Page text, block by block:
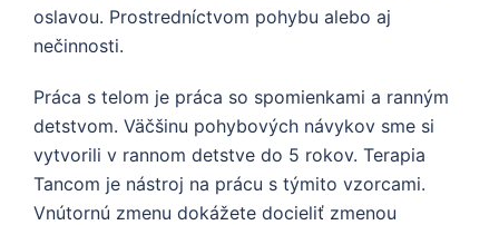
oslavou. Prostredníctvom pohybu alebo aj
nečinnosti.
Práca s telom je práca so spomienkami a ranným
detstvom. Väčšinu pohybových návykov sme si
vytvorili v rannom detstve do 5 rokov. Terapia
Tancom je nástroj na prácu s týmito vzorcami.
Vnútornú zmenu dokážete docieliť zmenou